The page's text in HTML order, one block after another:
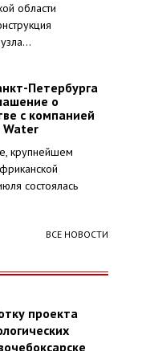
области
Петербурга
о
с компанией
Water
крупнейшем
состоялась
ВСЕ НОВОСТИ
проекта